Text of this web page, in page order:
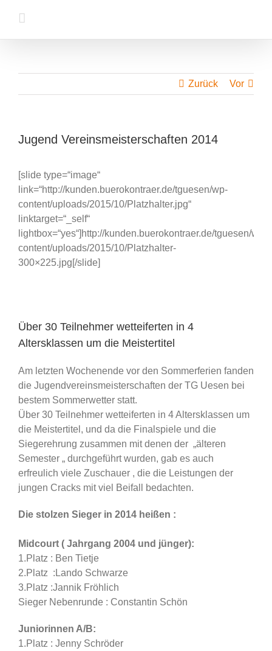
Inhalt
Zurück Vor
Jugend Vereinsmeisterschaften 2014
[slide type=“image“
link=“http://kunden.buerokontraer.de/tguesen/wp-
content/uploads/2015/10/Platzhalter.jpg“
linktarget=“_self“
lightbox=“yes“]http://kunden.buerokontraer.de/tguesen/wp-
content/uploads/2015/10/Platzhalter-
300×225.jpg[/slide]
Über 30 Teilnehmer wetteiferten in 4
Altersklassen um die Meistertitel
Am letzten Wochenende vor den Sommerferien fanden
die Jugendvereinsmeisterschaften der TG Uesen bei
bestem Sommerwetter statt.
Über 30 Teilnehmer wetteiferten in 4 Altersklassen um
die Meistertitel, und da die Finalspiele und die
Siegerehrung zusammen mit denen der „älteren
Semester „ durchgeführt wurden, gab es auch
erfreulich viele Zuschauer , die die Leistungen der
jungen Cracks mit viel Beifall bedachten.
Die stolzen Sieger in 2014 heißen :
Midcourt ( Jahrgang 2004 und jünger):
1.Platz : Ben Tietje
2.Platz :Lando Schwarze
3.Platz :Jannik Fröhlich
Sieger Nebenrunde : Constantin Schön
Juniorinnen A/B:
1.Platz : Jenny Schröder